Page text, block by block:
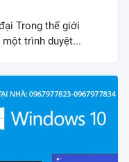
Trong thế giới
một trình duyệt...